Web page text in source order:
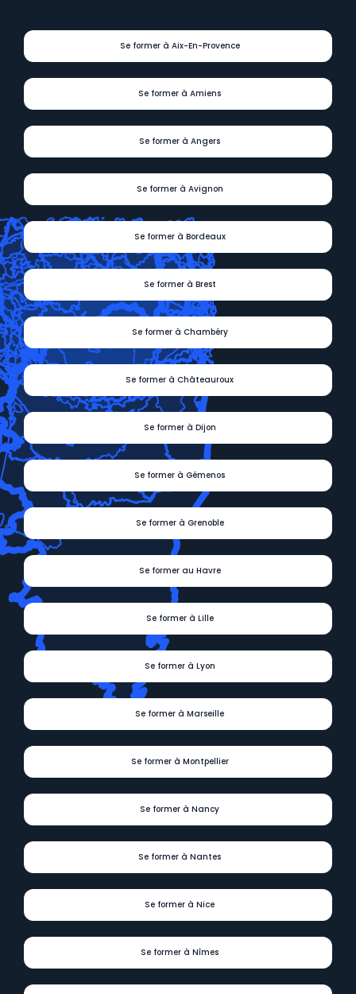
Se former à Aix-En-Provence
Se former à Amiens
Se former à Angers
Se former à Avignon
Se former à Bordeaux
Se former à Brest
Se former à Chambéry
Se former à Châteauroux
Se former à Dijon
Se former à Gémenos
Se former à Grenoble
Se former au Havre
Se former à Lille
Se former à Lyon
Se former à Marseille
Se former à Montpellier
Se former à Nancy
Se former à Nantes
Se former à Nice
Se former à Nîmes